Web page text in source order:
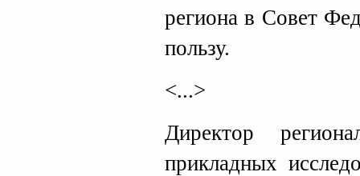
региона в Совет
пользу.
<...>
Директор
прикладных